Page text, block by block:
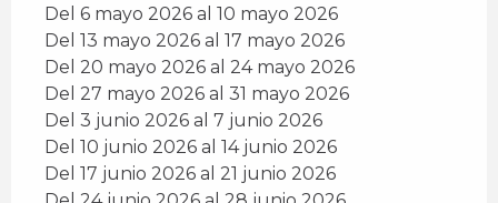
Del 6 mayo 2026 al 10 mayo 2026
Del 13 mayo 2026 al 17 mayo 2026
Del 20 mayo 2026 al 24 mayo 2026
Del 27 mayo 2026 al 31 mayo 2026
Del 3 junio 2026 al 7 junio 2026
Del 10 junio 2026 al 14 junio 2026
Del 17 junio 2026 al 21 junio 2026